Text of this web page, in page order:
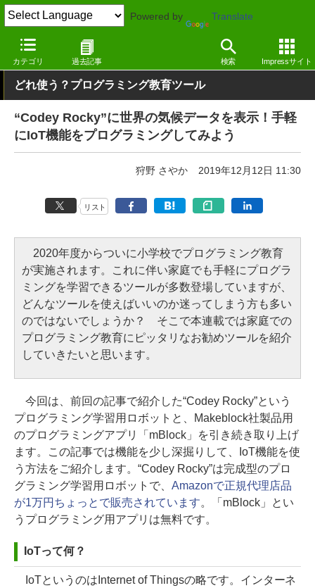
Powered by Translate
カテゴリ 過去記事 検索 Impressサイト
窓の杜 プログラミング Windows
どれ使う？プログラミング教育ツール
“Codey Rocky”に世界の気候データを表示！手軽
にIoT機能をプログラミングしてみよう
狩野 さやか 2019年12月12日 11:30
リスト
2020年度からついに小学校でプログラミング教育
が実施されます。これに伴い家庭でも手軽にプログラ
ミングを学習できるツールが多数登場していますが、
どんなツールを使えばいいのか迷ってしまう方も多い
のではないでしょうか？ そこで本連載では家庭での
プログラミング教育にピッタリなお勧めツールを紹介
していきたいと思います。
今回は、前回の記事で紹介した“Codey Rocky”という
プログラミング学習用ロボットと、Makeblock社製品用
のプログラミングアプリ「mBlock」を引き続き取り上げ
ます。この記事では機能を少し深掘りして、IoT機能を使
う方法をご紹介します。“Codey Rocky”は完成型のプロ
グラミング学習用ロボットで、 Amazonで正規代理店品
が1万円ちょっとで販売されています。「mBlock」とい
うプログラミング用アプリは無料です。
IoTって何？
IoTというのはInternet of Thingsの略です。インターネ